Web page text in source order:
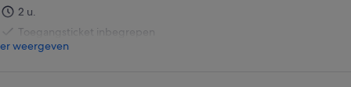
2 u.
Toegangsticket inbegrepen
weergeven